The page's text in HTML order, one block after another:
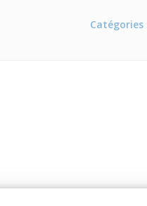
Catégories